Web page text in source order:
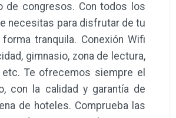
amplias y cómodas, te
propuesta original y mucho
Cada habitación (2, 3 o
amplias y recién reformadas,
de artistas como Sorolla,
Dalí, etc. Una experiencia
para familias, parejas que